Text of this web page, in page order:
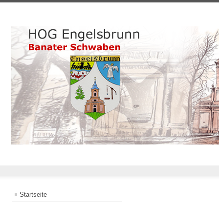
Startseite